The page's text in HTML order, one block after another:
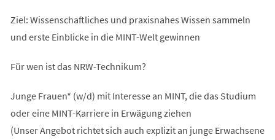
Ziel: Wissenschaftliches und praxisnahes Wissen sammeln
und erste Einblicke in die MINT-Welt gewinnen
Für wen ist das NRW-Technikum?
Junge Frauen* (w/d) mit Interesse an MINT, die das Studium
oder eine MINT-Karriere in Erwägung ziehen
(Unser Angebot richtet sich auch explizit an junge Erwachsene